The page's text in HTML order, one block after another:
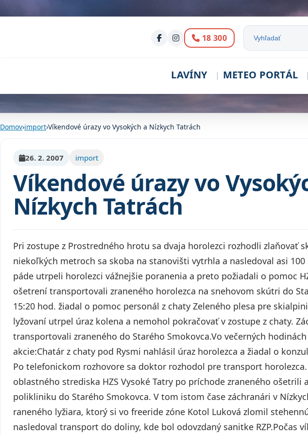
Volanie:
18 300 Vyhľadať na
LAVÍNY METEO PORTÁL
Domov›import›Víkendové úrazy vo Vysokých a Nízkych Tatrách
26. 2. 2007 import
Víkendové úrazy vo
Nízkych Tatrách
Pri zostupe z Prostredného hrotu sa dvaja horolezci rozhodli zlaňovať
niekoľkých metroch sa skoba na stanovišti vytrhla a nasledoval asi
páde utrpeli horolezci vážnejšie poranenia a preto požiadali o pomoc
ošetrení transportovali zraneného horolezca na snehovom skútri do
15:20 hod. žiadal o pomoc personál z chaty Zeleného plesa pre
lyžovaní utrpel úraz kolena a nemohol pokračovať v zostupe z chaty.
transportovali zraneného do Starého Smokovca.Vo večerných
akcie:Chatár z chaty pod Rysmi nahlásil úraz horolezca a žiadal o
Po telefonickom rozhovore sa doktor rozhodol pre transport
oblastného strediska HZS Vysoké Tatry po príchode zraneného ošetrili
polikliniku do Starého Smokovca. V tom istom čase záchranári v
raneného lyžiara, ktorý si vo freeride zóne Kotol Luková zlomil
nasledoval transport do doliny, kde bol odovzdaný sanitke RZP.Počas